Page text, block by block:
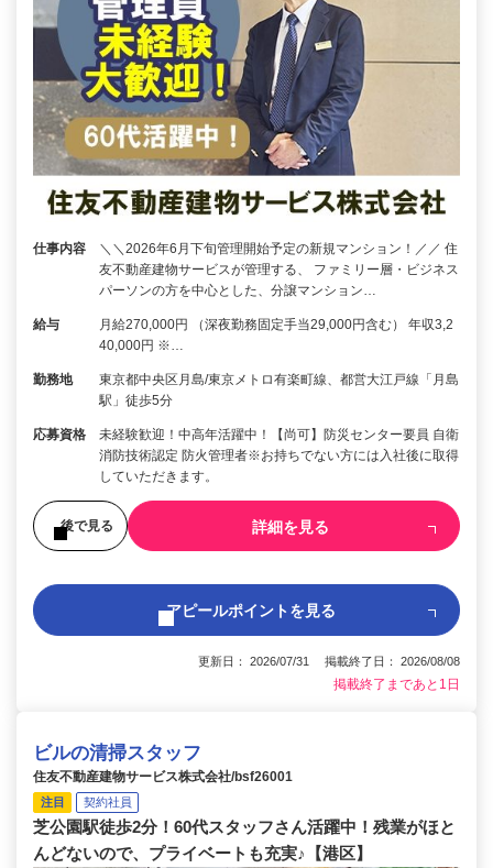
仕事内容
＼＼2026年6月下旬管理開始予定の新規マンション！／／ 住
友不動産建物サービスが管理する、 ファミリー層・ビジネス
パーソンの方を中心とした、分譲マンション…
給与
月給270,000円 （深夜勤務固定手当29,000円含む） 年収3,2
40,000円 ※…
勤務地
東京都中央区月島/東京メトロ有楽町線、都営大江戸線「月島
駅」徒歩5分
応募資格
未経験歓迎！中高年活躍中！【尚可】防災センター要員 自衛
消防技術認定 防火管理者※お持ちでない方には入社後に取得
していただきます。
後で見る 詳細を見る
アピールポイントを見る
更新日： 2026/07/31 掲載終了日： 2026/08/08
掲載終了まであと1日
ビルの清掃スタッフ
住友不動産建物サービス株式会社/bsf26001
注目 契約社員
芝公園駅徒歩2分！60代スタッフさん活躍中！残業がほと
んどないので、プライベートも充実♪【港区】